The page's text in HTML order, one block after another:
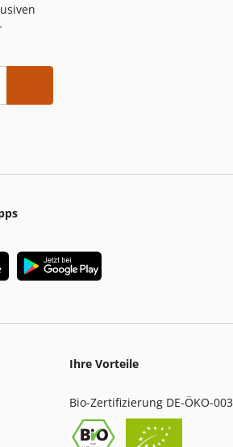
Ihre Vorteile
Bio-Zertifizierung DE-ÖKO-003